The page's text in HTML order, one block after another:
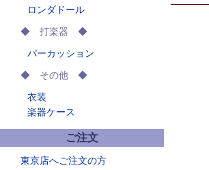
ロンダドール
◆ 打楽器 ◆
パーカッション
◆ その他 ◆
衣装
楽器ケース
ご注文
東京店へご注文の方